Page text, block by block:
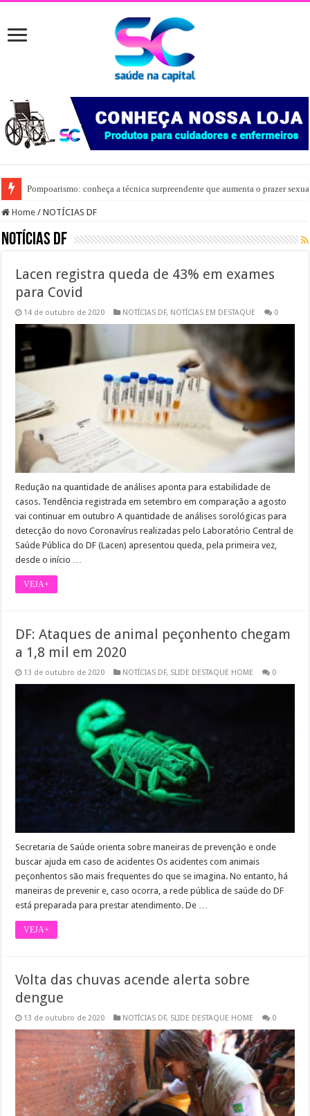
Pompoarismo: conheça a técnica surpreendente que aumenta o prazer
Home / NOTÍCIAS DF
NOTÍCIAS DF
Lacen registra queda de 43% em exames
para Covid
14 de outubro de 2020 NOTÍCIAS DF, NOTÍCIAS EM DESTAQUE 0
Redução na quantidade de análises aponta para estabilidade de
casos. Tendência registrada em setembro em comparação a agosto
vai continuar em outubro A quantidade de análises sorológicas para
detecção do novo Coronavírus realizadas pelo Laboratório Central de
Saúde Pública do DF (Lacen) apresentou queda, pela primeira vez,
desde o início …
VEJA+
DF: Ataques de animal peçonhento chegam
a 1,8 mil em 2020
13 de outubro de 2020 NOTÍCIAS DF, SLIDE DESTAQUE HOME 0
Secretaria de Saúde orienta sobre maneiras de prevenção e onde
buscar ajuda em caso de acidentes Os acidentes com animais
peçonhentos são mais frequentes do que se imagina. No entanto, há
maneiras de prevenir e, caso ocorra, a rede pública de saúde do DF
está preparada para prestar atendimento. De …
VEJA+
Volta das chuvas acende alerta sobre
dengue
13 de outubro de 2020 NOTÍCIAS DF, SLIDE DESTAQUE HOME 0